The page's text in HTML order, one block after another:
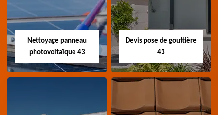
Artisan couvreur
charpentier 43 Haute-
Artisan couvreur
zingueur 43 Haute-Loire
Nettoyage panneau
photovoltaïque 43
Devis pose de gouttière
43